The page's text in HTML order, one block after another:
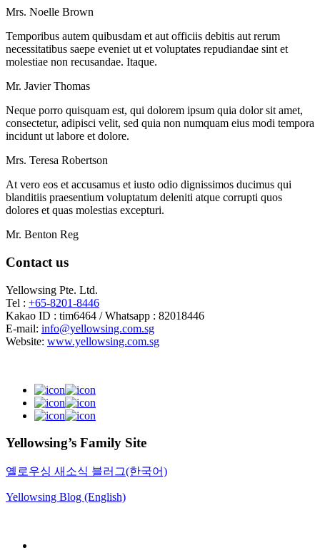
Mrs. Noelle Brown
Temporibus autem quibusdam et aut officiis debitis aut rerum
necessitatibus saepe eveniet ut et voluptates repudiandae sint et
molestiae non recusandae. Itaque.
Mr. Javier Thomas
Neque porro quisquam est, qui dolorem ipsum quia dolor sit amet,
consectetur, adipisci velit, sed quia non numquam eius modi tempora
incidunt ut labore et dolore.
Mrs. Teresa Robertson
At vero eos et accusamus et iusto odio dignissimos ducimus qui
blanditiis praesentium voluptatum deleniti atque corrupti quos
dolores et quas molestias excepturi.
Mr. Benton Reg
Contact us
Yellowsing Pte. Ltd.
Tel : +65-8201-8446
Kakao ID : tim6464 / Whatsapp : 82018446
E-mail: info@yellowsing.com.sg
Website: www.yellowsing.com.sg
Yellowsing’s Family Site
옐로우싱 새소식 블러그(한국어)
Yellowsing Blog (English)